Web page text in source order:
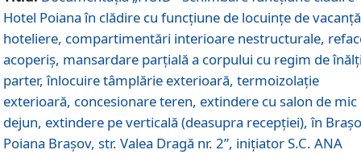
Hotel Poiana în clădire cu funcţiune de locuinţe de
hoteliere, compartimentări interioare nestructurale,
acoperiş, mansardare parţială a corpului cu regim de
parter, înlocuire tâmplărie exterioară, termoizolaţie
exterioară, concesionare teren, extindere cu salon de mic
dejun, extindere pe verticală (deasupra recepţiei), în
Poiana Braşov, str. Valea Dragă nr. 2”, iniţiator S.C. ANA